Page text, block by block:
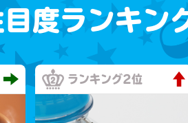
目度ランキン
ランキング2位